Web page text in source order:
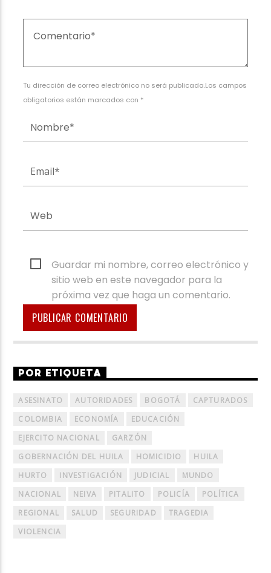
Tu dirección de correo electrónico no será publicada.Los campos
obligatorios están marcados con *
Guardar mi nombre, correo electrónico y
sitio web en este navegador para la
próxima vez que haga un comentario.
POR ETIQUETA
ASESINATO AUTORIDADES BOGOTÁ
CAPTURADOS
COLOMBIA
ECONOMÍA
EDUCACIÓN
EJERCITO NACIONAL
GARZÓN
GOBERNACIÓN DEL HUILA
HOMICIDIO
HUILA
HURTO
INVESTIGACIÓN JUDICIAL
MUNDO
NACIONAL
NEIVA PITALITO POLICÍA
POLÍTICA
REGIONAL
SALUD SEGURIDAD
TRAGEDIA
VIOLENCIA